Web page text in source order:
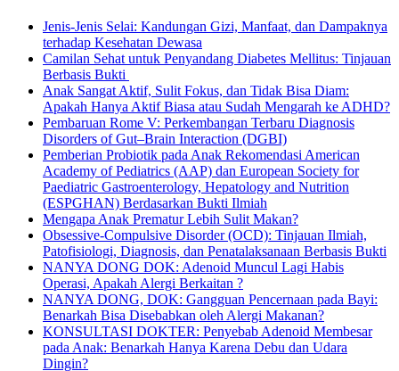
Jenis-Jenis Selai: Kandungan Gizi, Manfaat, dan Dampaknya
terhadap Kesehatan Dewasa
Camilan Sehat untuk Penyandang Diabetes Mellitus: Tinjauan
Berbasis Bukti
Anak Sangat Aktif, Sulit Fokus, dan Tidak Bisa Diam:
Apakah Hanya Aktif Biasa atau Sudah Mengarah ke ADHD?
Pembaruan Rome V: Perkembangan Terbaru Diagnosis
Disorders of Gut–Brain Interaction (DGBI)
Pemberian Probiotik pada Anak Rekomendasi American
Academy of Pediatrics (AAP) dan European Society for
Paediatric Gastroenterology, Hepatology and Nutrition
(ESPGHAN) Berdasarkan Bukti Ilmiah
Mengapa Anak Prematur Lebih Sulit Makan?
Obsessive-Compulsive Disorder (OCD): Tinjauan Ilmiah,
Patofisiologi, Diagnosis, dan Penatalaksanaan Berbasis Bukti
NANYA DONG DOK: Adenoid Muncul Lagi Habis
Operasi, Apakah Alergi Berkaitan ?
NANYA DONG, DOK: Gangguan Pencernaan pada Bayi:
Benarkah Bisa Disebabkan oleh Alergi Makanan?
KONSULTASI DOKTER: Penyebab Adenoid Membesar
pada Anak: Benarkah Hanya Karena Debu dan Udara
Dingin?